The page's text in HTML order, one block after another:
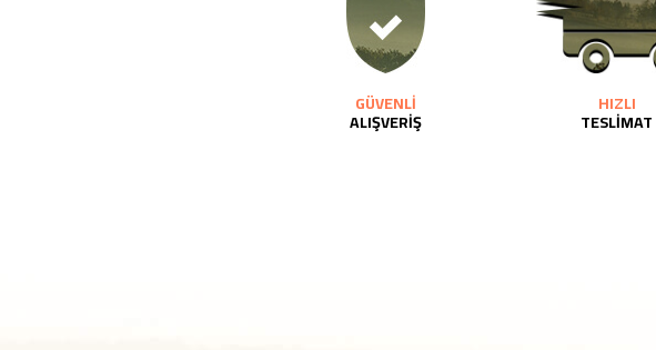
GÜVENLİ
ALIŞVERİŞ
HIZLI
TESLİMAT